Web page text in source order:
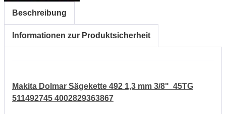
Beschreibung
Informationen zur Produktsicherheit
Makita Dolmar Sägekette 492 1,3 mm 3/8" 45TG
511492745 4002829363867